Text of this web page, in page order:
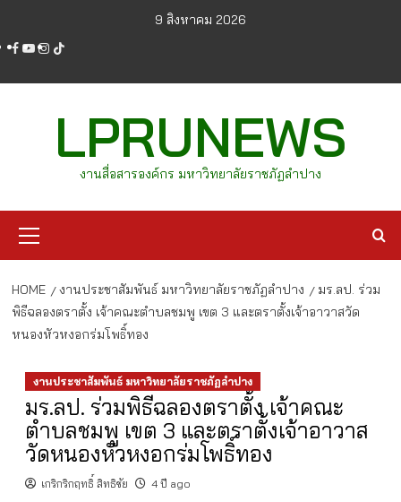
content
9 สิงหาคม 2026
facebook
youtube
instagram
tiktok
LPRUNEWS
งานสื่อสารองค์กร มหาวิทยาลัยราชภัฏลำปาง
Menu
HOME งานประชาสัมพันธ์ มหาวิทยาลัยราชภัฏลำปาง
มร.ลป. ร่วม
พิธีฉลองตราตั้ง เจ้าคณะตำบลชมพู เขต 3 และตราตั้งเจ้าอาวาสวัด
หนองหัวหงอกร่มโพธิ์ทอง
งานประชาสัมพันธ์ มหาวิทยาลัยราชภัฏลำปาง
มร.ลป. ร่วมพิธีฉลองตราตั้ง เจ้าคณะ
ตำบลชมพู เขต 3 และตราตั้งเจ้าอาวาส
วัดหนองหัวหงอกร่มโพธิ์ทอง
เกริกริกฤทธิ์ สิทธิชัย 4 ปี ago